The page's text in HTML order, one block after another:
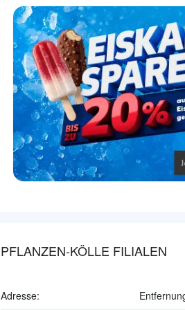
PFLANZEN-KÖLLE FILIALEN
Adresse: